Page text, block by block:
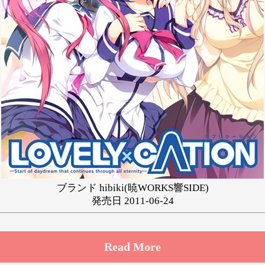
ゆ
り る
わ
ブランド hibiki(暁WORKS響SIDE)
発売日 2011-06-24
Read More